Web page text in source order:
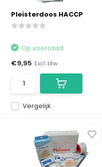
Pleisterdoos HACCP
Vergelijk
Op voorraad
€9,95 Excl. btw